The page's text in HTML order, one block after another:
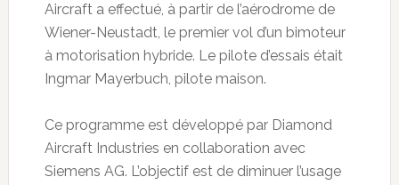
Aircraft a effectué, à partir de l’aérodrome de
Wiener-Neustadt, le premier vol d’un bimoteur
à motorisation hybride. Le pilote d’essais était
Ingmar Mayerbuch, pilote maison.
Ce programme est développé par Diamond
Aircraft Industries en collaboration avec
Siemens AG. L’objectif est de diminuer l’usage